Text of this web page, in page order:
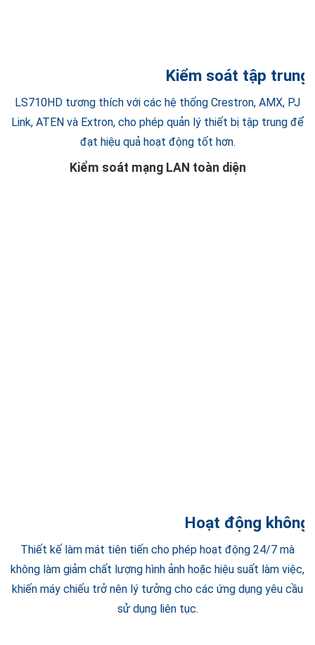
Kiểm soát tập trung
LS710HD tương thích với các hệ thống Crestron, AMX, PJ
Link, ATEN và Extron, cho phép quản lý thiết bị tập trung để
đạt hiệu quả hoạt động tốt hơn.
Kiểm soát mạng LAN toàn diện
Hoạt động
Thiết kế làm mát tiên tiến cho phép hoạt động 24/7 mà
không làm giảm chất lượng hình ảnh hoặc hiệu suất làm việc,
khiến máy chiếu trở nên lý tưởng cho các ứng dụng yêu cầu
sử dụng liên tục.